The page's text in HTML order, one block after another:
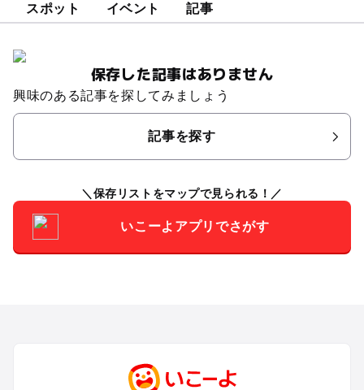
スポット イベント 記事
保存した記事はありません
興味のある記事を探してみましょう
記事を探す
保存リストをマップで見られる！
いこーよアプリでさがす